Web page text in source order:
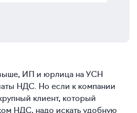
ИП и юрлица на УСН
НДС. Но если к компании
клиент, который
НДС, надо искать удобную